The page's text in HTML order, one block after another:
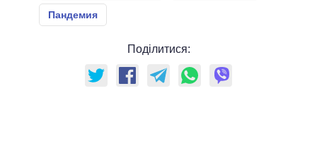
Пандемия
Поділитися: